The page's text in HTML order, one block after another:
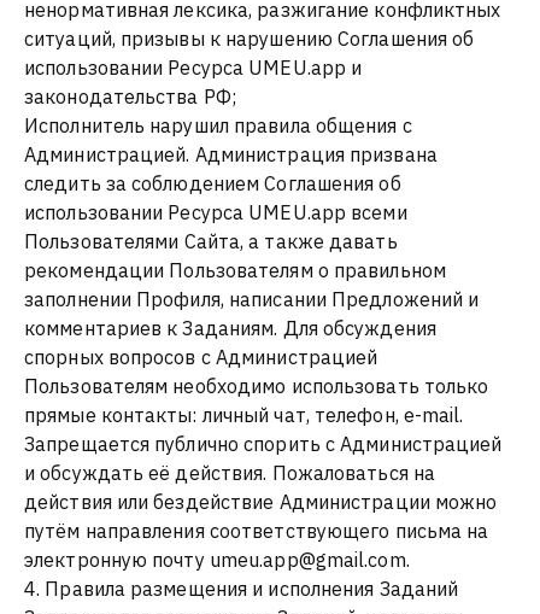
ненормативная лексика, разжигание конфликтных
ситуаций, призывы к нарушению Соглашения об
использовании Ресурса UMEU.app и
законодательства РФ;
Исполнитель нарушил правила общения с
Администрацией. Администрация призвана
следить за соблюдением Соглашения об
использовании Ресурса UMEU.app всеми
Пользователями Сайта, а также давать
рекомендации Пользователям о правильном
заполнении Профиля, написании Предложений и
комментариев к Заданиям. Для обсуждения
спорных вопросов с Администрацией
Пользователям необходимо использовать только
прямые контакты: личный чат, телефон, e-mail.
Запрещается публично спорить с Администрацией
и обсуждать её действия. Пожаловаться на
действия или бездействие Администрации можно
путём направления соответствующего письма на
электронную почту umeu.app@gmail.com.
4. Правила размещения и исполнения Заданий